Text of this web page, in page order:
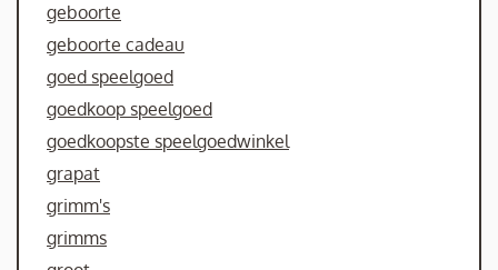
geboorte
geboorte cadeau
goed speelgoed
goedkoop speelgoed
goedkoopste speelgoedwinkel
grapat
grimm's
grimms